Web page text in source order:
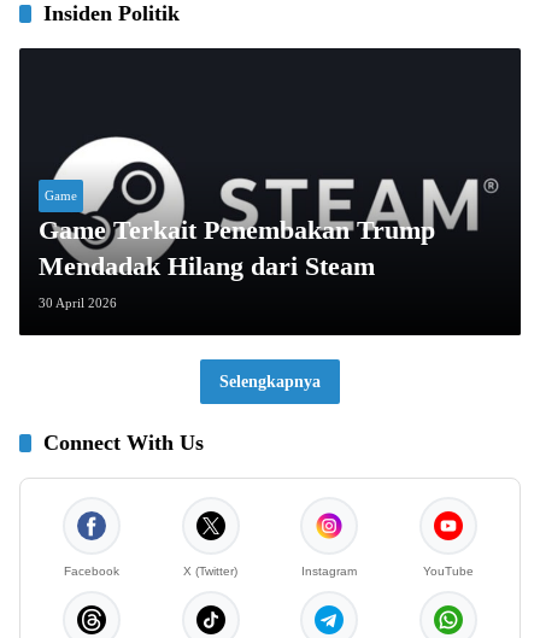
Insiden Politik
Game
Game Terkait Penembakan Trump
Mendadak Hilang dari Steam
30 April 2026
Selengkapnya
Connect With Us
Facebook X (Twitter) Instagram YouTube